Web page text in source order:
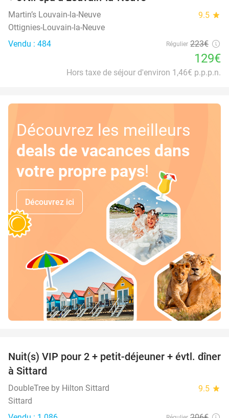
Martin’s Louvain-la-Neuve 9.5 star
Ottignies-Louvain-la-Neuve
Vendu : 484
Régulier 223€
129€
Hors taxe de séjour d'environ 1,46€ p.p.p.n.
Découvrez les meilleurs
deals de vacances dans
votre propre pays!
Découvrez ici
33%
Nuit(s) VIP pour 2 + petit-déjeuner + évtl. dîner
à Sittard
DoubleTree by Hilton Sittard 9.5 star
Sittard